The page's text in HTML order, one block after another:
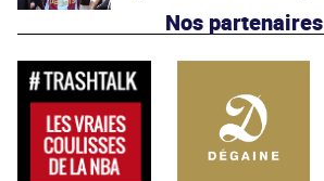
Nos partenaires